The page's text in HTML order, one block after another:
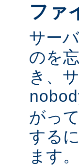
ファ
サー
のを
き、
がっ
する
ます